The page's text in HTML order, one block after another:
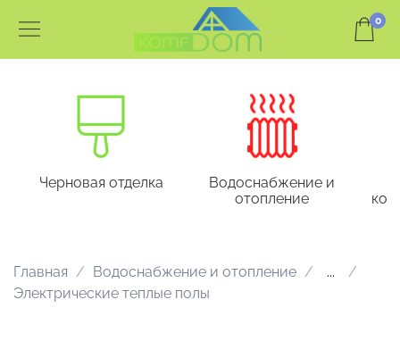
0
Черновая отделка
Водоснабжение и
отопление
Главная Водоснабжение и отопление
...
Электрические теплые полы